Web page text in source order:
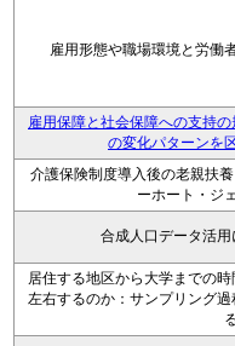
雇用形態や職場環境と労働
雇用保障と社会保障への支持
の変化パターンを
介護保険制度導入後の老親扶
ーホート・ジ
合成人口データ活
居住する地区から大学までの
左右するのか：サンプリング